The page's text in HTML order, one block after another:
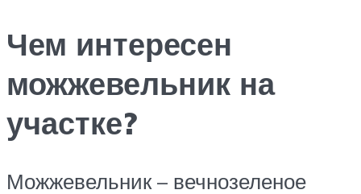
Чем интересен
можжевельник на
участке?
Можжевельник – вечнозеленое